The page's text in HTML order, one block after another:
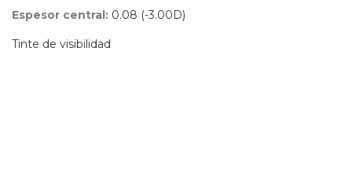
Espesor central: 0.08 (-3.00D)
Tinte de visibilidad